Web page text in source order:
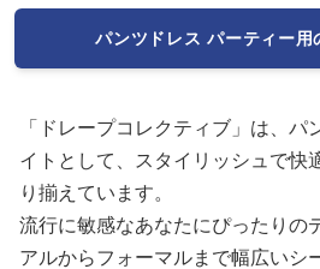
パンツドレス パーティー用
「ドレープコレクティブ」は、パ
イトとして、スタイリッシュで快
り揃えています。
流行に敏感なあなたにぴったりの
アルからフォーマルまで幅広いシ